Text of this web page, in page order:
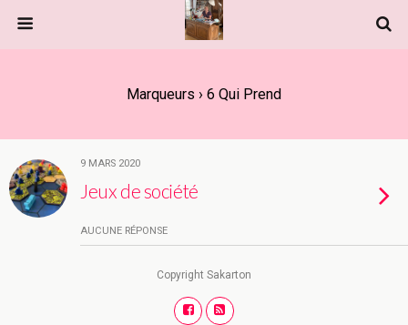
Marqueurs › 6 Qui Prend
9 MARS 2020
Jeux de société
AUCUNE RÉPONSE
Copyright Sakarton